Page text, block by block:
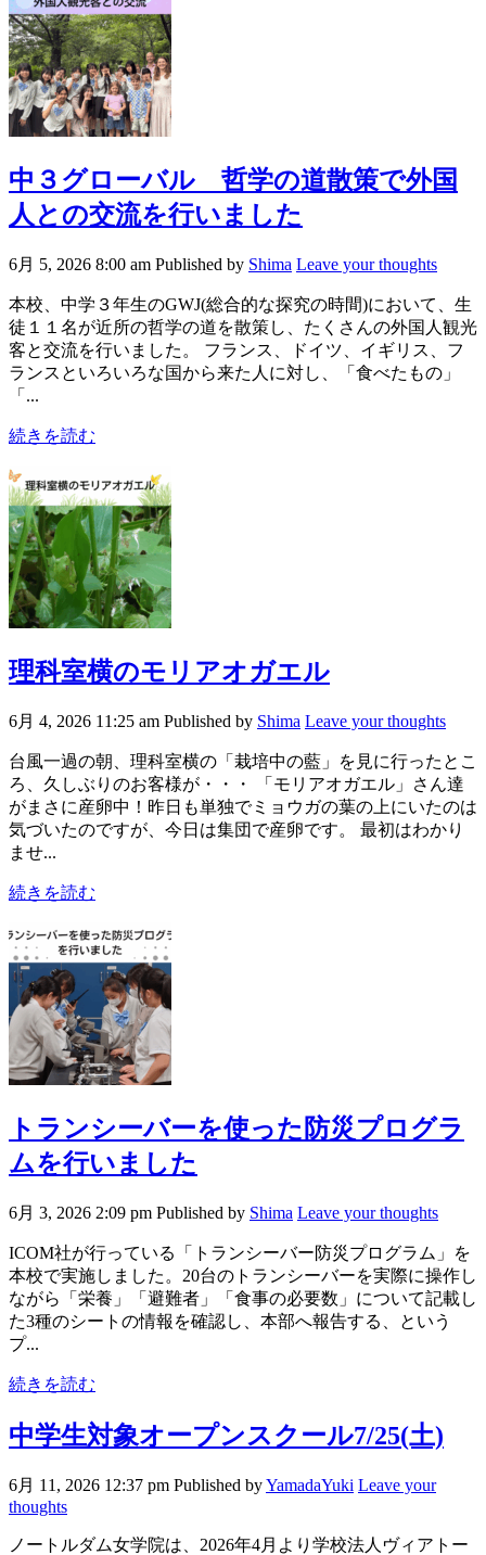
中３グローバル 哲学の道散策で外国
人との交流を行いました
6月 5, 2026 8:00 am Published by Shima Leave your thoughts
本校、中学３年生のGWJ(総合的な探究の時間)において、生
徒１１名が近所の哲学の道を散策し、たくさんの外国人観光
客と交流を行いました。 フランス、ドイツ、イギリス、フ
ランスといろいろな国から来た人に対し、「食べたもの」
「...
続きを読む
理科室横のモリアオガエル
6月 4, 2026 11:25 am Published by Shima Leave your thoughts
台風一過の朝、理科室横の「栽培中の藍」を見に行ったとこ
ろ、久しぶりのお客様が・・・ 「モリアオガエル」さん達
がまさに産卵中！昨日も単独でミョウガの葉の上にいたのは
気づいたのですが、今日は集団で産卵です。 最初はわかり
ませ...
続きを読む
トランシーバーを使った防災プログラ
ムを行いました
6月 3, 2026 2:09 pm Published by Shima Leave your thoughts
ICOM社が行っている「トランシーバー防災プログラム」を
本校で実施しました。20台のトランシーバーを実際に操作し
ながら「栄養」「避難者」「食事の必要数」について記載し
た3種のシートの情報を確認し、本部へ報告する、という
プ...
続きを読む
中学生対象オープンスクール7/25(土)
6月 11, 2026 12:37 pm Published byYamadaYuki Leave your
thoughts
ノートルダム女学院は、2026年4月より学校法人ヴィアトー